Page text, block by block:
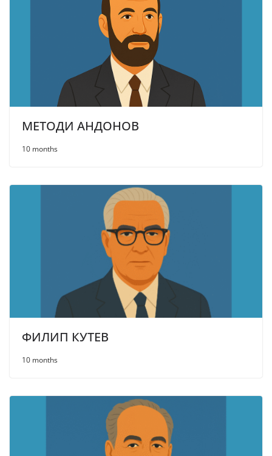
МЕТОДИ АНДОНОВ
10 months
ФИЛИП КУТЕВ
10 months